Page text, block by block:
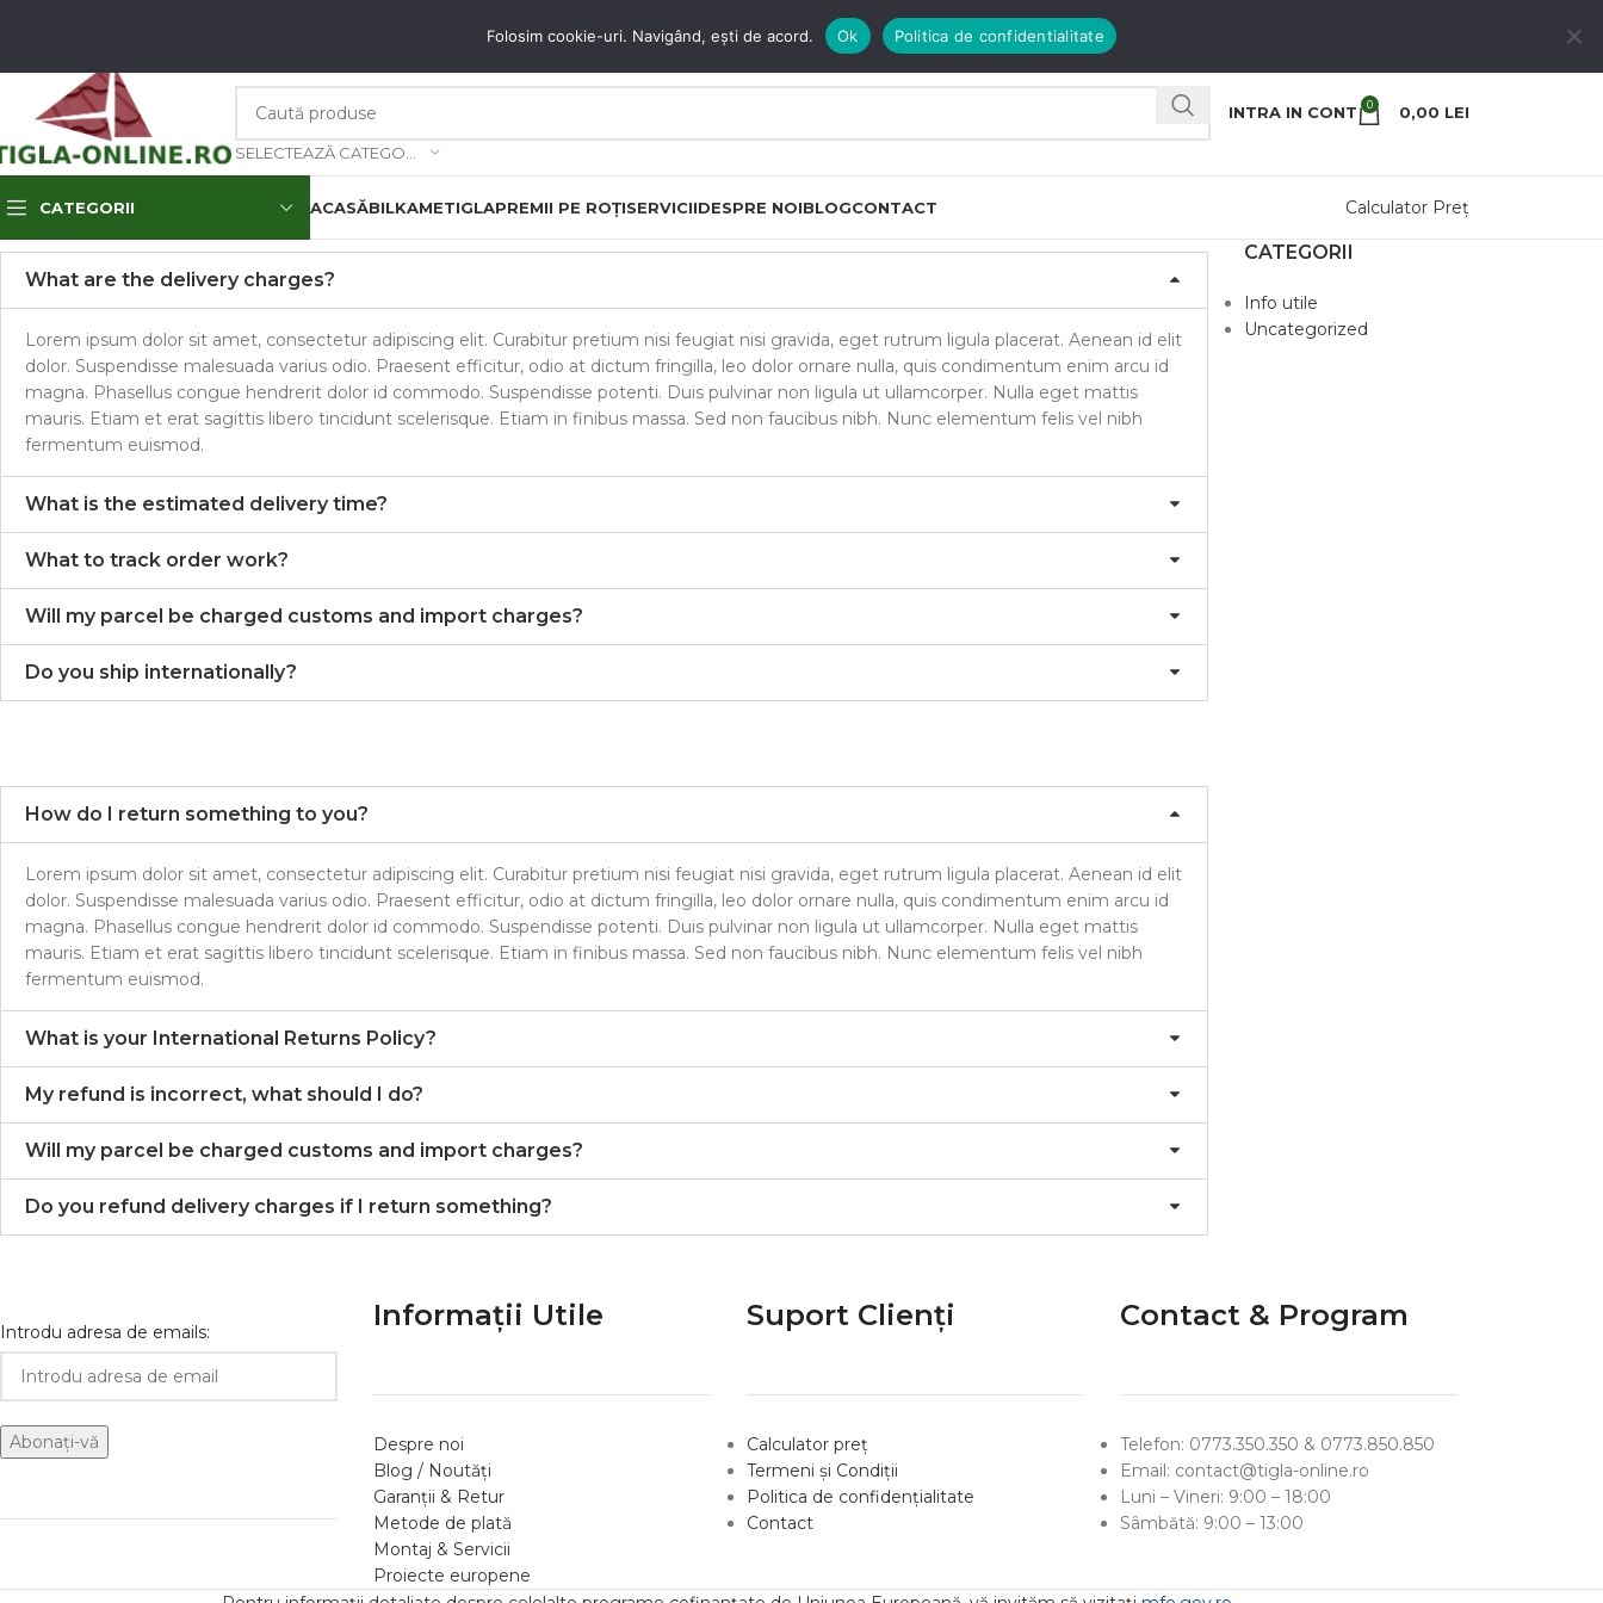
INTRA IN CONT 0 0,00 LEI
CATEGORII ACASĂBILKAMETIGLAPREMII PE ROȚISERVICIIDESPRE NOIBLOGCONTACT Calculator Preț
What are the delivery charges?
Lorem ipsum dolor sit amet, consectetur adipiscing elit. Curabitur pretium nisi feugiat nisi gravida, eget rutrum ligula placerat. Aenean id elit
dolor. Suspendisse malesuada varius odio. Praesent efficitur, odio at dictum fringilla, leo dolor ornare nulla, quis condimentum enim arcu id
magna. Phasellus congue hendrerit dolor id commodo. Suspendisse potenti. Duis pulvinar non ligula ut ullamcorper. Nulla eget mattis
mauris. Etiam et erat sagittis libero tincidunt scelerisque. Etiam in finibus massa. Sed non faucibus nibh. Nunc elementum felis vel nibh
fermentum euismod.
What is the estimated delivery time?
What to track order work?
Will my parcel be charged customs and import charges?
Do you ship internationally?
How do I return something to you?
Lorem ipsum dolor sit amet, consectetur adipiscing elit. Curabitur pretium nisi feugiat nisi gravida, eget rutrum ligula placerat. Aenean id elit
dolor. Suspendisse malesuada varius odio. Praesent efficitur, odio at dictum fringilla, leo dolor ornare nulla, quis condimentum enim arcu id
magna. Phasellus congue hendrerit dolor id commodo. Suspendisse potenti. Duis pulvinar non ligula ut ullamcorper. Nulla eget mattis
mauris. Etiam et erat sagittis libero tincidunt scelerisque. Etiam in finibus massa. Sed non faucibus nibh. Nunc elementum felis vel nibh
fermentum euismod.
What is your International Returns Policy?
My refund is incorrect, what should I do?
Will my parcel be charged customs and import charges?
Do you refund delivery charges if I return something?
CATEGORII
Info utile
Uncategorized
Introdu adresa de emails: Informații Utile
Despre noi
Blog / Noutăți
Garanții & Retur
Metode de plată
Montaj & Servicii
Proiecte europene
Suport Clienți
Calculator preț
Termeni și Condiții
Politica de confidențialitate
Contact
Contact & Program
Telefon: 0773.350.350 & 0773.850.850
Email: contact@tigla-online.ro
Luni – Vineri: 9:00 – 18:00
Sâmbătă: 9:00 – 13:00
Folosim cookie-uri. Navigând, ești de acord. Ok Politica de confidentialitate